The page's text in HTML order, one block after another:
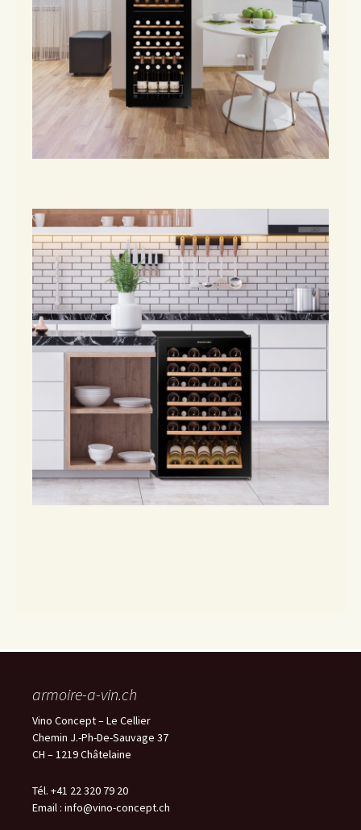
armoire-a-vin.ch
Vino Concept – Le Cellier
Chemin J.-Ph-De-Sauvage 37
CH – 1219 Châtelaine
Tél. +41 22 320 79 20
Email : info@vino-concept.ch